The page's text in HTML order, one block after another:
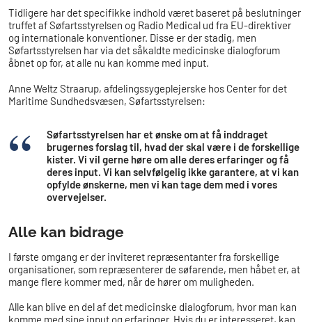
Tidligere har det specifikke indhold været baseret på beslutninger
truffet af Søfartsstyrelsen og Radio Medical ud fra EU-direktiver
og internationale konventioner. Disse er der stadig, men
Søfartsstyrelsen har via det såkaldte medicinske dialogforum
åbnet op for, at alle nu kan komme med input.
Anne Weltz Straarup, afdelingssygeplejerske hos Center for det
Maritime Sundhedsvæsen, Søfartsstyrelsen:
Søfartsstyrelsen har et ønske om at få inddraget
brugernes forslag til, hvad der skal være i de forskellige
kister. Vi vil gerne høre om alle deres erfaringer og få
deres input. Vi kan selvfølgelig ikke garantere, at vi kan
opfylde ønskerne, men vi kan tage dem med i vores
overvejelser.
Alle kan bidrage
I første omgang er der inviteret repræsentanter fra forskellige
organisationer, som repræsenterer de søfarende, men håbet er, at
mange flere kommer med, når de hører om muligheden.
Alle kan blive en del af det medicinske dialogforum, hvor man kan
komme med sine input og erfaringer. Hvis du er interesseret, kan